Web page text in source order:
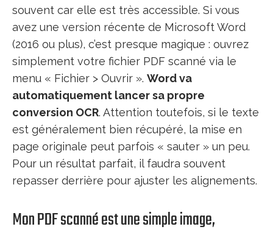
souvent car elle est très accessible. Si vous
avez une version récente de Microsoft Word
(2016 ou plus), c’est presque magique : ouvrez
simplement votre fichier PDF scanné via le
menu « Fichier > Ouvrir ». Word va
automatiquement lancer sa propre
conversion OCR. Attention toutefois, si le texte
est généralement bien récupéré, la mise en
page originale peut parfois « sauter » un peu.
Pour un résultat parfait, il faudra souvent
repasser derrière pour ajuster les alignements.
Mon PDF scanné est une simple image,